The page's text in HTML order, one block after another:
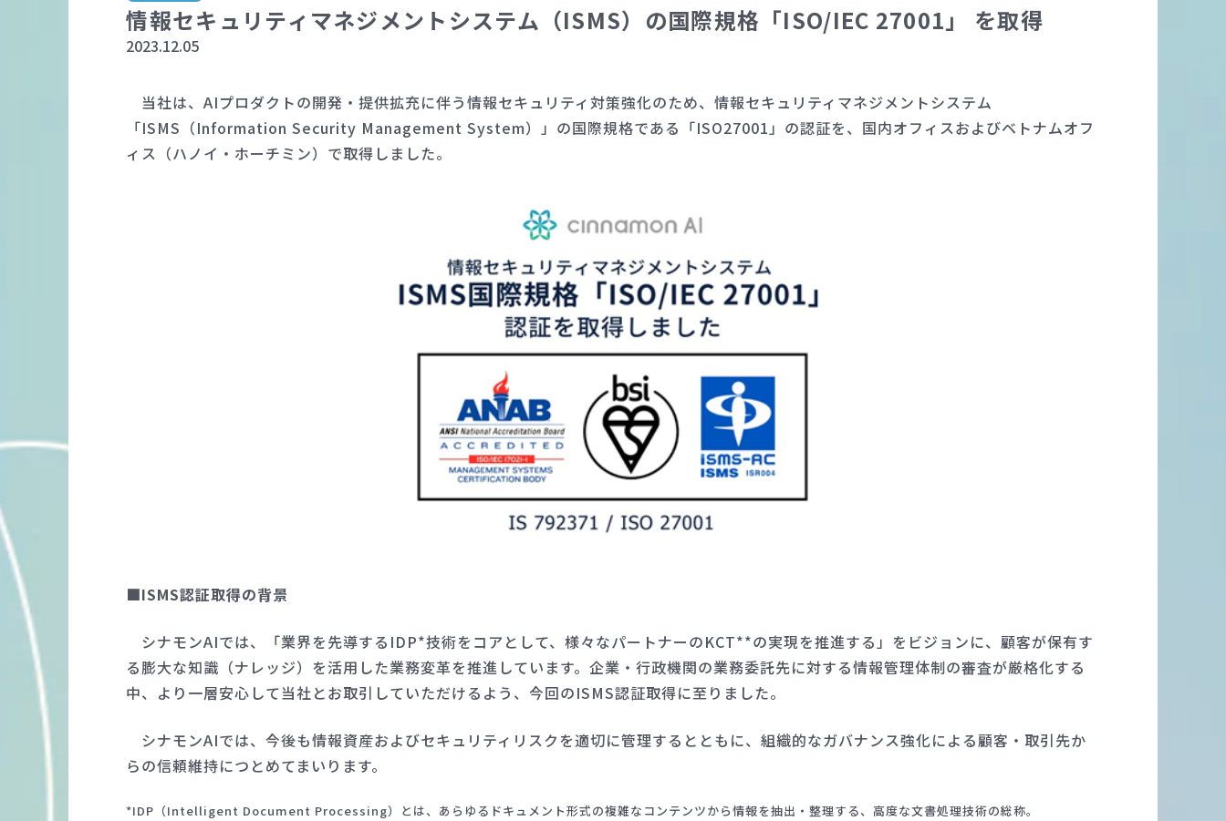
情報セキュリティマネジメントシステム（ISMS）の国際規格「ISO/IEC 27001」 を取得
2023.12.05
当社は、AIプロダクトの開発・提供拡充に伴う情報セキュリティ対策強化のため、情報セキュリティマネジメントシステム
「ISMS（Information Security Management System）」の国際規格である「ISO27001」の認証を、国内オフィスおよびベトナムオフ
ィス（ハノイ・ホーチミン）で取得しました。
■ISMS認証取得の背景
シナモンAIでは、「業界を先導するIDP*技術をコアとして、様々なパートナーのKCT**の実現を推進する」をビジョンに、顧客が保有す
る膨大な知識（ナレッジ）を活用した業務変革を推進しています。企業・行政機関の業務委託先に対する情報管理体制の審査が厳格化する
中、より一層安心して当社とお取引していただけるよう、今回のISMS認証取得に至りました。
シナモンAIでは、今後も情報資産およびセキュリティリスクを適切に管理するとともに、組織的なガバナンス強化による顧客・取引先か
らの信頼維持につとめてまいります。
*IDP（Intelligent Document Processing）とは、あらゆるドキュメント形式の複雑なコンテンツから情報を抽出・整理する、高度な文書処理技術の総称。